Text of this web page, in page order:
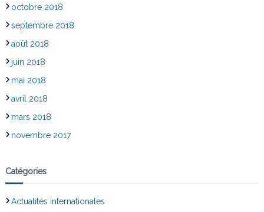
octobre 2018
septembre 2018
août 2018
juin 2018
mai 2018
avril 2018
mars 2018
novembre 2017
Catégories
Actualités internationales